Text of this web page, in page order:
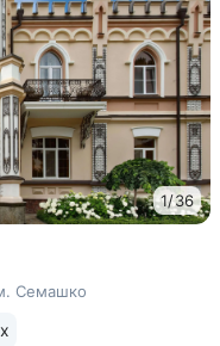
1/36
Семашко